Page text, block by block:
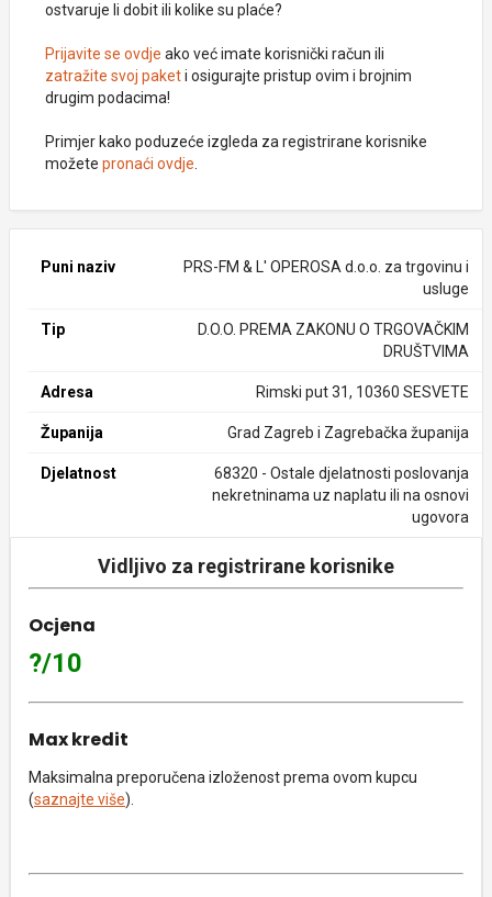
ostvaruje li dobit ili kolike su plaće?
Prijavite se ovdje ako već imate korisnički račun ili
zatražite svoj paketi osigurajte pristup ovim i brojnim
drugim podacima!
Primjer kako poduzeće izgleda za registrirane korisnike
možete pronaći ovdje
Puni naziv
PRS-FM & L' OPEROSA d.o.o. za trgovinu i
usluge
Tip
D.O.O. PREMA ZAKONU O TRGOVAČKIM
DRUŠTVIMA
Adresa Rimski put 31, 10360 SESVETE
Županija Grad Zagreb i Zagrebačka županija
Djelatnost
68320 - Ostale djelatnosti poslovanja
nekretninama uz naplatu ili na osnovi
ugovora
Vidljivo za registrirane korisnike
Ocjena
?/10
Max kredit
Maksimalna preporučena izloženost prema ovom kupcu
(saznajte više).